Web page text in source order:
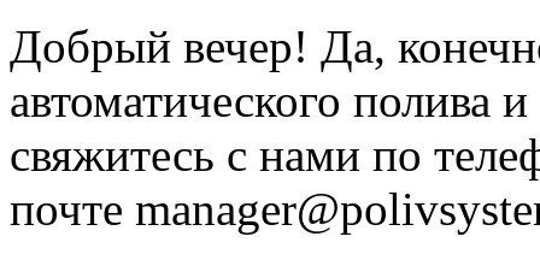
Добрый вечер! Да,
автоматического полива
свяжитесь с нами по
почте